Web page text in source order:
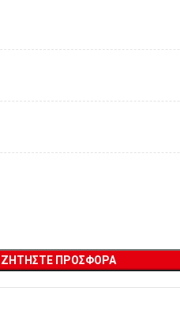
ΖΗΤΉΣΤΕ ΠΡΟΣΦΟΡΆ